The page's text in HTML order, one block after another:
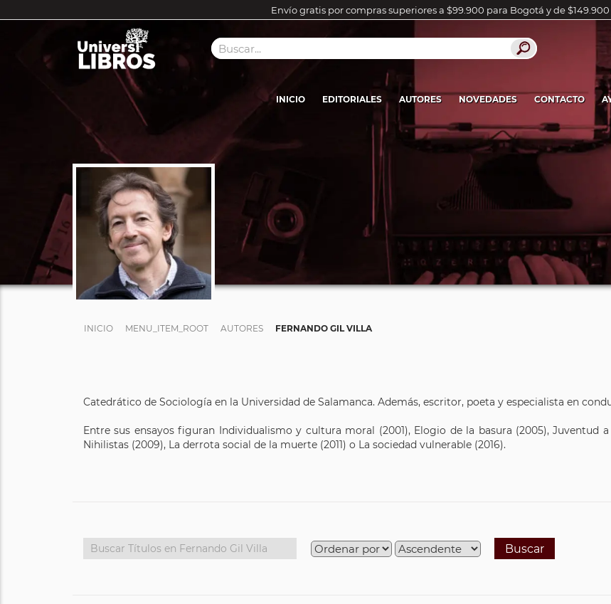
Envío gratis por compras superiores a $99.900 para Bogotá y de
INICIO EDITORIALES AUTORES NOVEDADES CONTACTO
INICIO MENU_ITEM_ROOT AUTORES FERNANDO GIL VILLA
Catedrático de Sociología en la Universidad de Salamanca. Además, escritor, poeta y especialista en
Entre sus ensayos figuran Individualismo y cultura moral (2001), Elogio de la basura (2005), Juventud
Nihilistas (2009), La derrota social de la muerte (2011) o La sociedad vulnerable (2016).
Buscar